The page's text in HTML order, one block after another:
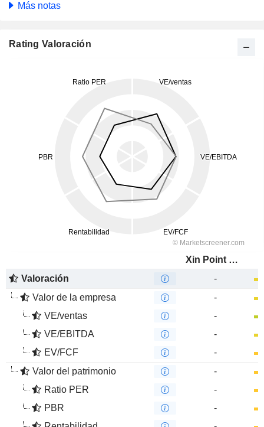
Más notas
Rating Valoración
Xin Point Holdings Limited
Valoración
-
Valor de la empresa
-
VE/ventas
-
VE/EBITDA
-
EV/FCF
-
Valor del patrimonio
-
Ratio PER
-
PBR
-